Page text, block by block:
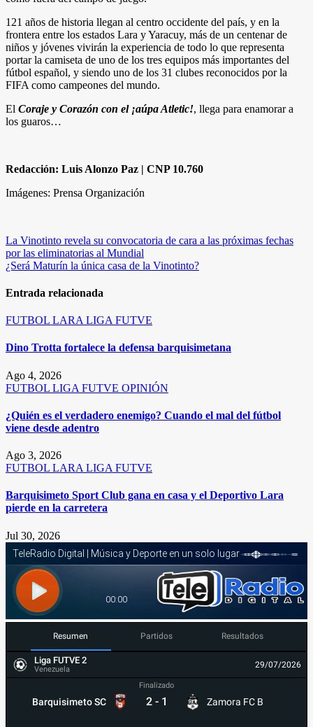
121 años de historia llegan al centro occidente del país, y en la
frontera entre los estados Lara y Yaracuy, más de un centenar de
niños y jóvenes vivirán la experiencia de todo lo que representa
portar la camiseta de uno de los tres equipos más importantes del
fútbol español, y siendo uno de los 31 clubes reconocidos por la
FIFA como campeones del mundo.
El Coraje y Corazón con el ¡aúpa Atletic!, llega para enamorar a
los guaros…
Redacción: Luis Alonzo Paz | CNP 10.760
Imágenes: Prensa Organización
Navegación
de
La Vinotinto revela su convocatoria de cara a las próximas fechas
por las eliminatorias al Mundial
¿Será Maturín la única casa de la Vinotinto?
Entrada relacionada
FUTBOL LARA LIGA FUTVE
Dino Trotta fortalece la defensa barquisimetana
Ago 4, 2026
FUTBOL LIGA FUTVE OPINIÓN
¿Quién es el verdadero enemigo? Cuando el mal del fútbol
viene desde adentro
Ago 3, 2026
FUTBOL LARA LIGA FUTVE
Barquisimeto Sport Club gana en casa y el Deportivo Lara
pierde en la carretera
Jul 30, 2026
Resumen Partidos Resultados
Liga FUTVE 2
Venezuela 29/07/2026
Barquisimeto SC
Finalizado
2 - 1 Zamora FC B